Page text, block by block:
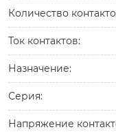
Количество
Ток контактов:
Назначение:
Серия:
Напряжение